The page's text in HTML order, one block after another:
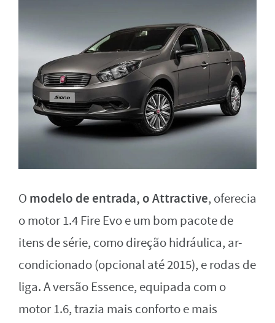
O modelo de entrada, o Attractive, oferecia
o motor 1.4 Fire Evo e um bom pacote de
itens de série, como direção hidráulica, ar-
condicionado (opcional até 2015), e rodas de
liga. A versão Essence, equipada com o
motor 1.6, trazia mais conforto e mais